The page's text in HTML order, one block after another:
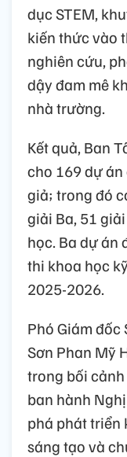
dục STEM,
kiến thức vào
nghiên cứu,
dậy đam mê
nhà trường.
Kết quả, Ban
cho 169 dự
giả; trong đó
giải Ba, 51
học. Ba dự án
thi khoa học
2025-2026.
Phó Giám đốc
Sơn Phan Mỹ
trong bối
ban hành
phá phát triển
sáng tạo và